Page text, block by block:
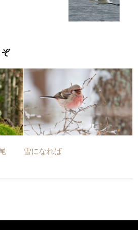
ぞ
雪になれば